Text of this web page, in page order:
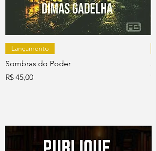
Lançamento
Sombras do Poder
Preço
R$ 45,00